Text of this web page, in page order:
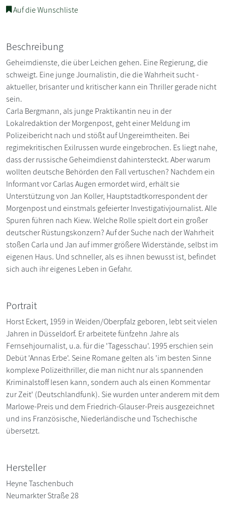
Auf die Wunschliste
Beschreibung
Geheimdienste, die über Leichen gehen. Eine Regierung, die
schweigt. Eine junge Journalistin, die die Wahrheit sucht -
aktueller, brisanter und kritischer kann ein Thriller gerade nicht
sein.
Carla Bergmann, als junge Praktikantin neu in der
Lokalredaktion der Morgenpost, geht einer Meldung im
Polizeibericht nach und stößt auf Ungereimtheiten. Bei
regimekritischen Exilrussen wurde eingebrochen. Es liegt nahe,
dass der russische Geheimdienst dahintersteckt. Aber warum
wollten deutsche Behörden den Fall vertuschen? Nachdem ein
Informant vor Carlas Augen ermordet wird, erhält sie
Unterstützung von Jan Koller, Hauptstadtkorrespondent der
Morgenpost und einstmals gefeierter Investigativjournalist. Alle
Spuren führen nach Kiew. Welche Rolle spielt dort ein großer
deutscher Rüstungskonzern? Auf der Suche nach der Wahrheit
stoßen Carla und Jan auf immer größere Widerstände, selbst im
eigenen Haus. Und schneller, als es ihnen bewusst ist, befindet
sich auch ihr eigenes Leben in Gefahr.
Portrait
Horst Eckert, 1959 in Weiden/Oberpfalz geboren, lebt seit vielen
Jahren in Düsseldorf. Er arbeitete fünfzehn Jahre als
Fernsehjournalist, u.a. für die 'Tagesschau'. 1995 erschien sein
Debüt 'Annas Erbe'. Seine Romane gelten als 'im besten Sinne
komplexe Polizeithriller, die man nicht nur als spannenden
Kriminalstoff lesen kann, sondern auch als einen Kommentar
zur Zeit' (Deutschlandfunk). Sie wurden unter anderem mit dem
Marlowe-Preis und dem Friedrich-Glauser-Preis ausgezeichnet
und ins Französische, Niederländische und Tschechische
übersetzt.
Hersteller
Heyne Taschenbuch
Neumarkter Straße 28